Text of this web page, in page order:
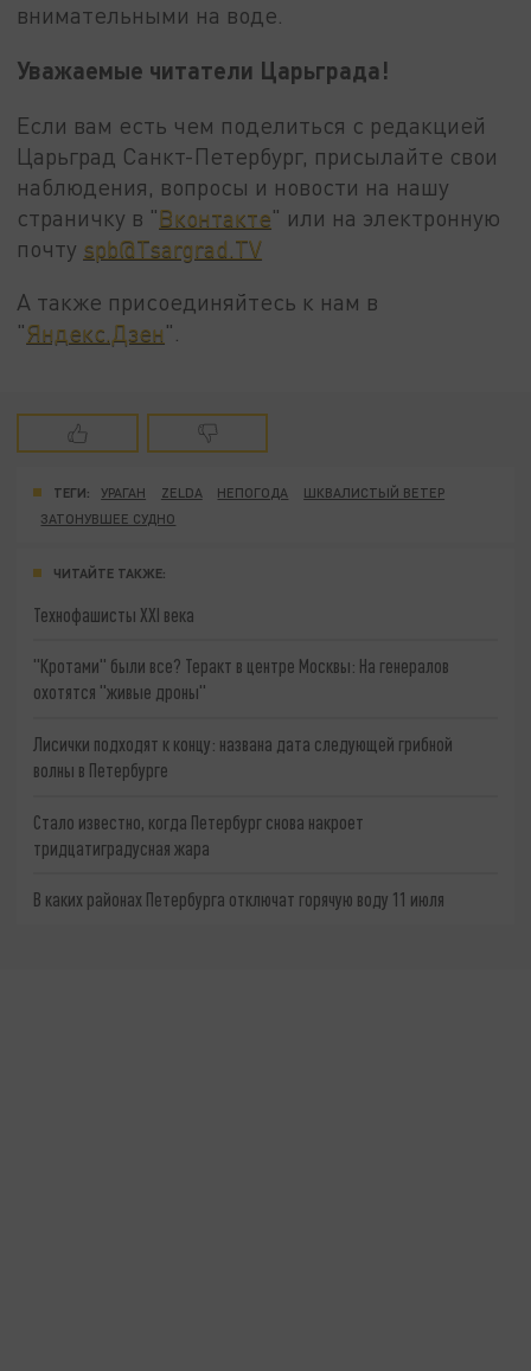
внимательными на воде.
Уважаемые читатели Царьграда!
Если вам есть чем поделиться с редакцией
Царьград Санкт-Петербург, присылайте свои
наблюдения, вопросы и новости на нашу
страничку в "Вконтакте" или на электронную
почту spb@Tsargrad.TV
А также присоединяйтесь к нам в
"Яндекс.Дзен".
ТЕГИ: УРАГАН ZELDA НЕПОГОДА
ШКВАЛИСТЫЙ ВЕТЕР
ЗАТОНУВШЕЕ СУДНО
ЧИТАЙТЕ ТАКЖЕ:
Технофашисты XXI века
"Кротами" были все? Теракт в центре Москвы: На генералов
охотятся "живые дроны"
Лисички подходят к концу: названа дата следующей грибной
волны в Петербурге
Стало известно, когда Петербург снова накроет
тридцатиградусная жара
В каких районах Петербурга отключат горячую воду 11 июля